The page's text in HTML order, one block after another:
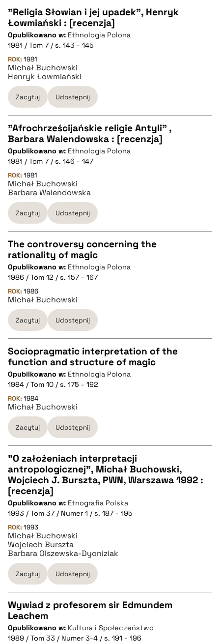
CZYSTY TEKST
pobierz cytat
BIBTEX
pobierz cytat
"Religia Słowian i jej upadek", Henryk
Łowmiański : [recenzja]
Opublikowano w: Ethnologia Polona
1981 / Tom 7 / s. 143 - 145
ROK: 1981
Michał Buchowski
Henryk Łowmiański
Zacytuj Udostępnij
CZYSTY TEKST
pobierz cytat
BIBTEX
pobierz cytat
"Afrochrześcijańskie religie Antyli" ,
Barbara Walendowska : [recenzja]
Opublikowano w: Ethnologia Polona
1981 / Tom 7 / s. 146 - 147
ROK: 1981
Michał Buchowski
Barbara Walendowska
Zacytuj Udostępnij
CZYSTY TEKST
pobierz cytat
BIBTEX
pobierz cytat
The controversy concerning the
rationality of magic
Opublikowano w: Ethnologia Polona
1986 / Tom 12 / s. 157 - 167
ROK: 1986
Michał Buchowski
Zacytuj Udostępnij
CZYSTY TEKST
pobierz cytat
BIBTEX
pobierz cytat
Sociopragmatic interpretation of the
function and structure of magic
Opublikowano w: Ethnologia Polona
1984 / Tom 10 / s. 175 - 192
ROK: 1984
Michał Buchowski
Zacytuj Udostępnij
CZYSTY TEKST
pobierz cytat
BIBTEX
pobierz cytat
"O założeniach interpretacji
antropologicznej", Michał Buchowski,
Wojciech J. Burszta, PWN, Warszawa 1992 :
[recenzja]
Opublikowano w: Etnografia Polska
1993 / Tom 37 / Numer 1 / s. 187 - 195
ROK: 1993
Michał Buchowski
Wojciech Burszta
Barbara Olszewska-Dyoniziak
Zacytuj Udostępnij
CZYSTY TEKST
Wywiad z profesorem sir Edmundem
Leachem
Opublikowano w: Kultura i Społeczeństwo
1989 / Tom 33 / Numer 3-4 / s. 191 - 196